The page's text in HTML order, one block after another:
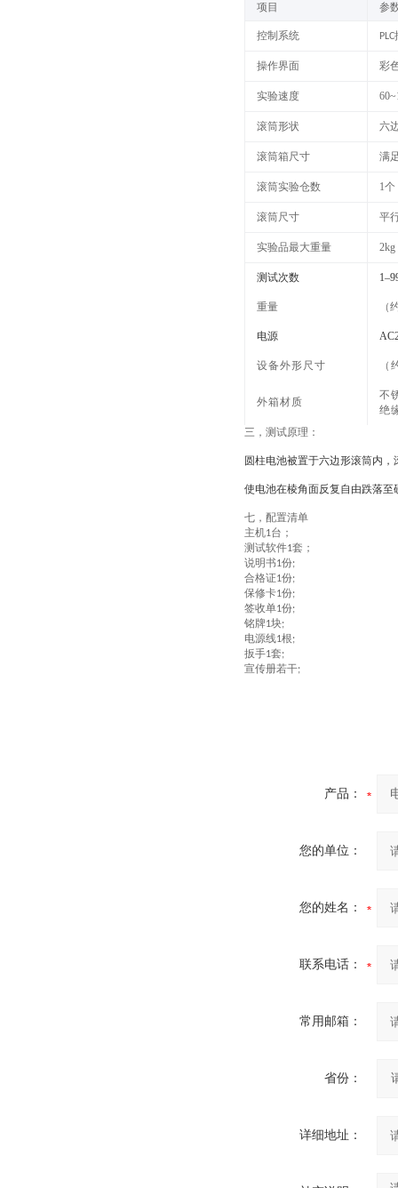
项目 参
控制系统 PLC
操作界面 彩
实验速度
滚筒形状 六
滚筒箱尺寸 满
滚筒实验仓数 1个
滚筒尺寸 平
实验品最大重量 2kg
测试次数
重量 （
电源
设备外形尺寸
外箱材质
不
绝
三， 测试原理：
圆柱电池被置于六边形滚筒内
使电池在棱角面反复自由跌落
七，配置清单
主机1台；
测试软件1套；
说明书1份;
合格证1份;
保修卡1份;
签收单1份;
铭牌1块;
电源线1根;
扳手1套;
宣传册若干;
产品：
您的单位：
您的姓名：
联系电话：
常用邮箱：
省份：
详细地址：